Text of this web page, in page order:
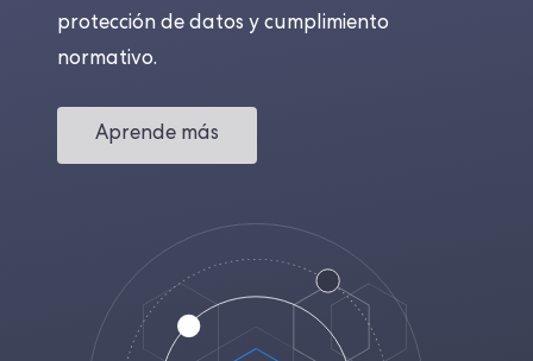
protección de datos y cumplimiento
normativo.
Aprende más